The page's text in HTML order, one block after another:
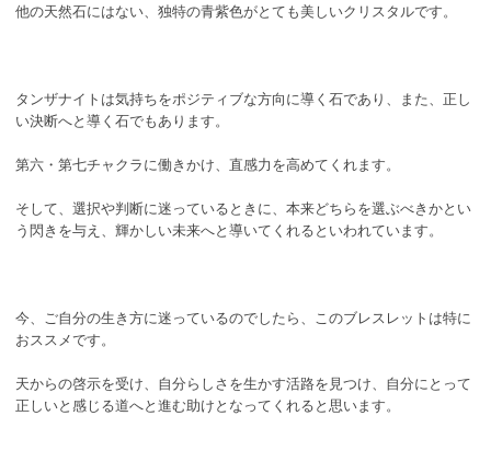
他の天然石にはない、独特の青紫色がとても美しいクリスタルです。
タンザナイトは気持ちをポジティブな方向に導く石であり、また、正し
い決断へと導く石でもあります。
第六・第七チャクラに働きかけ、直感力を高めてくれます。
そして、選択や判断に迷っているときに、本来どちらを選ぶべきかとい
う閃きを与え、輝かしい未来へと導いてくれるといわれています。
今、ご自分の生き方に迷っているのでしたら、このブレスレットは特に
おススメです。
天からの啓示を受け、自分らしさを生かす活路を見つけ、自分にとって
正しいと感じる道へと進む助けとなってくれると思います。